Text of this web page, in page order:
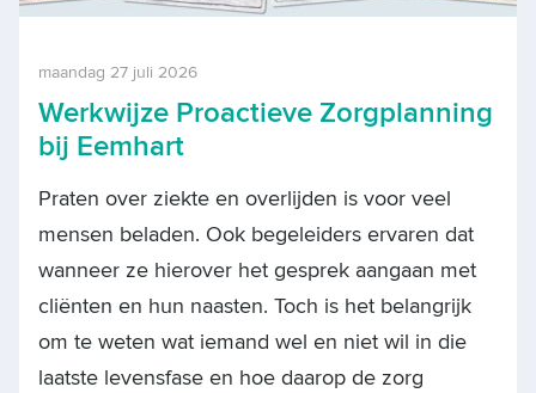
maandag 27 juli 2026
Werkwijze Proactieve Zorgplanning
bij Eemhart
Praten over ziekte en overlijden is voor veel
mensen beladen. Ook begeleiders ervaren dat
wanneer ze hierover het gesprek aangaan met
cliënten en hun naasten. Toch is het belangrijk
om te weten wat iemand wel en niet wil in die
laatste levensfase en hoe daarop de zorg